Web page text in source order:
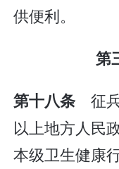
供便利。
第
第十八条 征
以上地方人民
本级卫生健康